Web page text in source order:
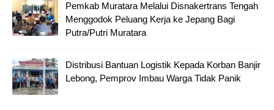
Pemkab Muratara Melalui Disnakertrans Tengah
Menggodok Peluang Kerja ke Jepang Bagi
Putra/Putri Muratara
Distribusi Bantuan Logistik Kepada Korban Banjir
Lebong, Pemprov Imbau Warga Tidak Panik